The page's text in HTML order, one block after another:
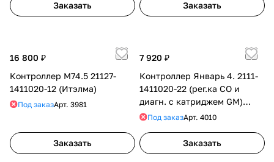
Заказать Заказать
16 800 ₽
Контроллер М74.5 21127-
1411020-12 (Итэлма)
Под заказАрт. 3981
Заказать
7 920 ₽
Контроллер Январь 4. 2111-
1411020-22 (рег.ка СО и
диагн. с катриджем GM)
К104
Под заказАрт. 4010
Заказать